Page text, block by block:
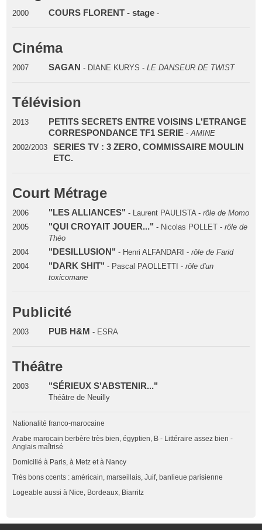
2000 COURS FLORENT - stage-
Cinéma
2007 SAGAN - DIANE KURYS - LE DANSEUR DE TWIST
Télévision
2013
PETITS SECRETS ENTRE VOISINS L'ETRANGE
CORRESPONDANCE TF1 SERIE- AMINE
2002/2003
SERIES TV : 3 ZERO, COMMISSAIRE MOULIN
ETC.
Court Métrage
2006 "LES ALLIANCES" - Laurent PAULISTA - rôle de Momo
2005
"QUI CROYAIT JOUER..." - Nicolas POLLET - rôle de
Théo
2004
"DESILLUSION" - Henri ALFANDARI - rôle de Farid
2004
"DARK SHIT" - Pascal PAOLLETTI - rôle d'un
toxicomane
Publicité
2003 PUB H&M - ESRA
Théâtre
2003 "SÉRIEUX S'ABSTENIR..."
Théâtre de Neuilly
Nationalité franco-marocaine
Arabe marocain berbère très bien, égyptien, B - Littéraire assez bien -
Anglais maîtrisé
Domicilié à Paris, à Metz et à Nancy
Très bons ccents : américain, marseillais, Juif, banlieue parisienne
Logeable aussi à Nice, Bordeaux, Biarritz